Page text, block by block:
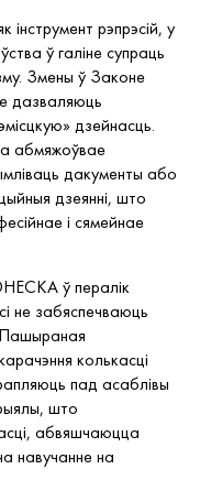
рэпрэсій, у
ў галіне супраць
Змены ў Законе
дазваляюць
дзейнасць.
абмяжоўвае
дакументы або
дзеянні, што
і сямейнае
ў пералік
не забяспечваюць
Пашыраная
колькасці
пад асаблівы
што
абвяшчаюцца
навучанне на